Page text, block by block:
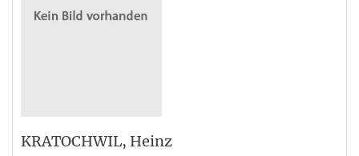
KRATOCHWIL, Heinz